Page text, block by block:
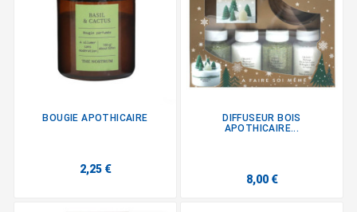
BOUGIE APOTHICAIRE
2,25 €
DIFFUSEUR BOIS
APOTHICAIRE...
8,00 €